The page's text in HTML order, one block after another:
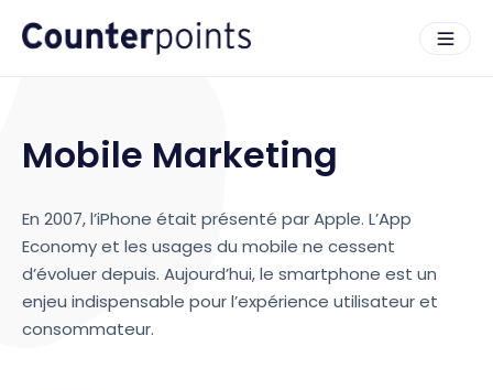
Mobile Marketing
En 2007, l’iPhone était présenté par Apple. L’App
Economy et les usages du mobile ne cessent
d’évoluer depuis. Aujourd’hui, le smartphone est un
enjeu indispensable pour l’expérience utilisateur et
consommateur.